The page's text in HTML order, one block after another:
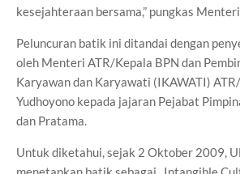
kesejahteraan bersama,” pungkas
Peluncuran batik ini ditandai dengan
oleh Menteri ATR/Kepala BPN dan
Karyawan dan Karyawati (IKAWATI)
Yudhoyono kepada jajaran Pejabat
dan Pratama.
Untuk diketahui, sejak 2 Oktober 2009,